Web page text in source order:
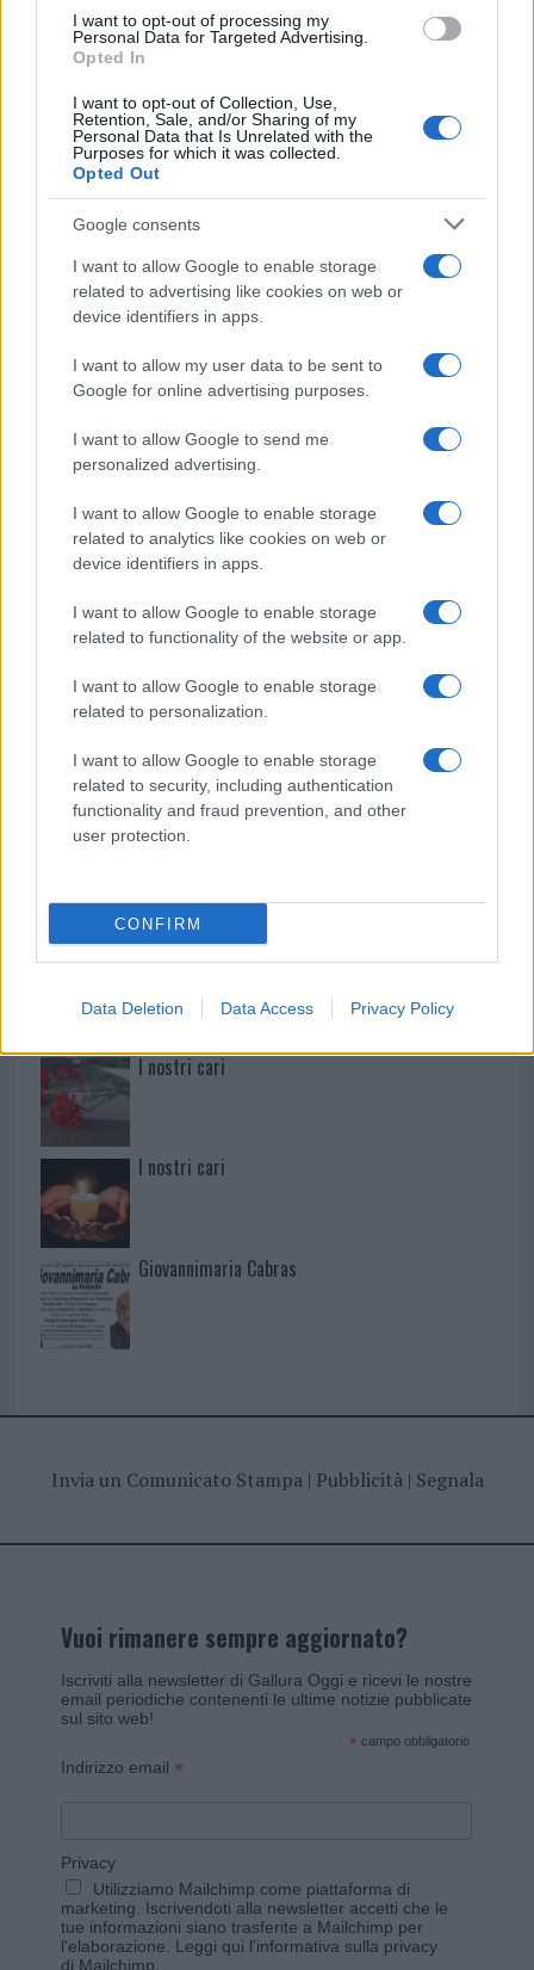
I want to opt-out of processing my
Personal Data for Targeted Advertising.
Opted In
I want to opt-out of Collection, Use,
Retention, Sale, and/or Sharing of my
Personal Data that Is Unrelated with the
Purposes for which it was collected.
Opted Out
Google consents
I want to allow Google to enable storage
related to advertising like cookies on web or
device identifiers in apps.
I want to allow my user data to be sent to
Google for online advertising purposes.
I want to allow Google to send me
personalized advertising.
I want to allow Google to enable storage
related to analytics like cookies on web or
device identifiers in apps.
I want to allow Google to enable storage
related to functionality of the website or app.
I want to allow Google to enable storage
related to personalization.
I want to allow Google to enable storage
related to security, including authentication
functionality and fraud prevention, and other
user protection.
CONFIRM
Data Deletion Data Access Privacy Policy
Allarme truffe a Berchidda, falsi incaricati
Notre-Dame de Paris conquista Olbia, la prima
al Molo Brin è un successo
Strada Sassari-Olbia, incidente all’alba: ferito il
conducente
Paolo Pinna
I nostri cari
I nostri cari
I nostri cari
Giovannimaria Cabras
Invia un Comunicato Stampa| Pubblicità| Segnala
Vuoi rimanere sempre aggiornato?
Iscriviti alla newsletter di Gallura Oggi e ricevi le nostre
email periodiche contenenti le ultime notizie pubblicate
sul sito web!
* campo obbligatorio
Indirizzo email *
Privacy
Utilizziamo Mailchimp come piattaforma di
marketing. Iscrivendoti alla newsletter accetti che le
tue informazioni siano trasferite a Mailchimp per
l'elaborazione. Leggi qui l'informativa sulla privacy
di Mailchimp